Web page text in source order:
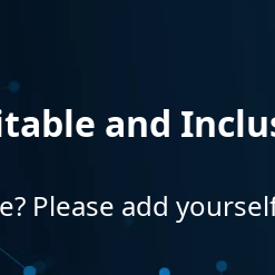
and
Please add